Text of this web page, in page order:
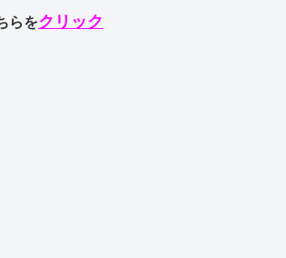
らをクリック